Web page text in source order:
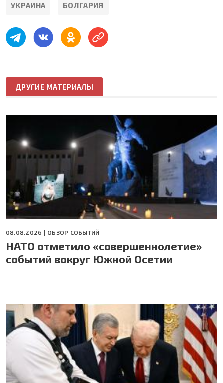
УКРАИНА БОЛГАРИЯ
ДРУГИЕ МАТЕРИАЛЫ
08.08.2026 | ОБЗОР СОБЫТИЙ
НАТО отметило «совершеннолетие»
событий вокруг Южной Осетии